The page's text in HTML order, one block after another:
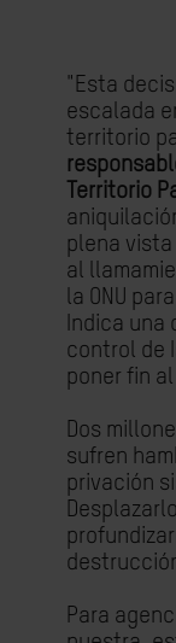
"Esta
escalada
territorio
Territorio
plena
al
la ONU
Indica
control de
poner fin
Dos
sufren
privación
Para